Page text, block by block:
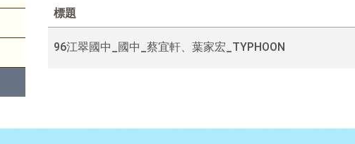
題、
關
鍵
查
標題
96江翠國中_國中_蔡宜軒、葉家宏_TYPHOON